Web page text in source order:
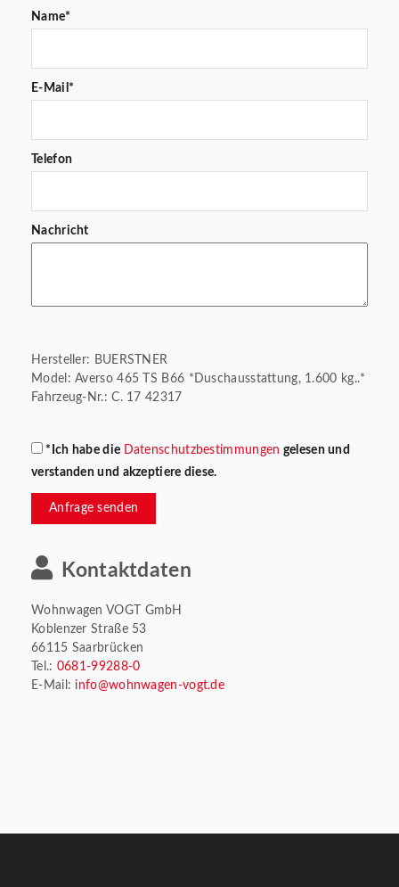
Name*
E-Mail*
Telefon
Nachricht
Hersteller: BUERSTNER
Model: Averso 465 TS B66 *Duschausstattung, 1.600 kg..*
Fahrzeug-Nr.: C. 17 42317
*Ich habe die Datenschutzbestimmungen gelesen und
verstanden und akzeptiere diese.
Anfrage senden
Kontaktdaten
Wohnwagen VOGT GmbH
Koblenzer Straße 53
66115 Saarbrücken
Tel.: 0681-99288-0
E-Mail: info@wohnwagen-vogt.de